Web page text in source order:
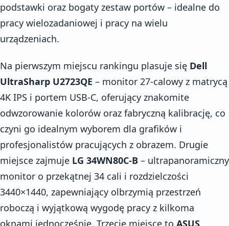
podstawki oraz bogaty zestaw portów – idealne do
pracy wielozadaniowej i pracy na wielu
urządzeniach.
Na pierwszym miejscu rankingu plasuje się Dell
UltraSharp U2723QE – monitor 27-calowy z matrycą
4K IPS i portem USB-C, oferujący znakomite
odwzorowanie kolorów oraz fabryczną kalibrację, co
czyni go idealnym wyborem dla grafików i
profesjonalistów pracujących z obrazem. Drugie
miejsce zajmuje LG 34WN80C-B – ultrapanoramiczny
monitor o przekątnej 34 cali i rozdzielczości
3440×1440, zapewniający olbrzymią przestrzeń
roboczą i wyjątkową wygodę pracy z kilkoma
oknami jednocześnie. Trzecie miejsce to ASUS